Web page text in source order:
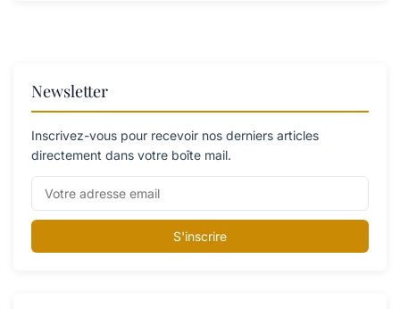
Newsletter
Inscrivez-vous pour recevoir nos derniers articles
directement dans votre boîte mail.
S'inscrire